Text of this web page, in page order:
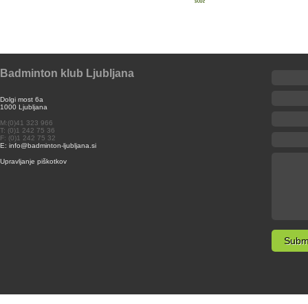
Badminton klub Ljubljana
Dolgi most 6a
1000 Ljubljana
M:(0)41 323 966
T: (0)1 242 75 36
F: (0)1 242 75 32
E: info@badminton-ljubljana.si
Upravljanje piškotkov